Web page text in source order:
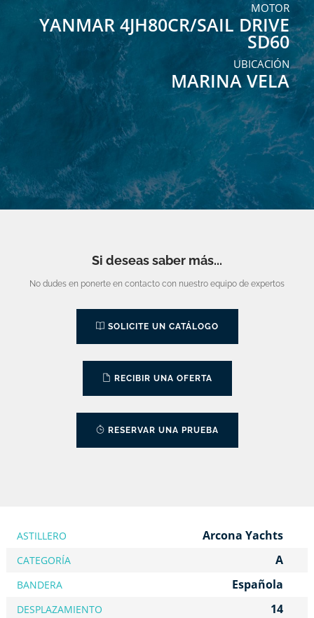
MOTOR
YANMAR 4JH80CR/SAIL DRIVE
SD60
UBICACIÓN
MARINA VELA
Si deseas saber más...
No dudes en ponerte en contacto con nuestro equipo de expertos
SOLICITE UN CATÁLOGO
RECIBIR UNA OFERTA
RESERVAR UNA PRUEBA
ASTILLERO Arcona Yachts
CATEGORÍA A
BANDERA Española
DESPLAZAMIENTO 14